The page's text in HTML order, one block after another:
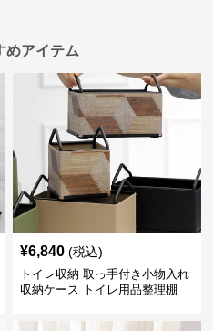
めアイテム
¥6,840 (税込)
トイレ収納 取っ手付き小物入れ
収納ケース トイレ用品整理棚